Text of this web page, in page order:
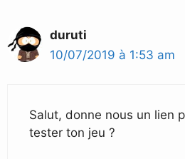
duruti
10/07/2019 à 1:53 am
Salut, donne nous un lien
tester ton jeu ?